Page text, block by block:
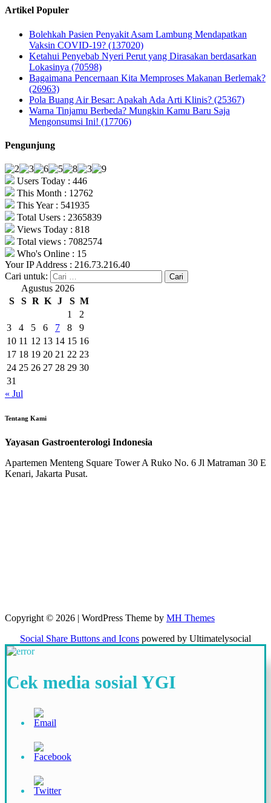
Artikel Populer
Bolehkah Pasien Penyakit Asam Lambung Mendapatkan
Vaksin COVID-19? (137020)
Ketahui Penyebab Nyeri Perut yang Dirasakan berdasarkan
Lokasinya (70598)
Bagaimana Pencernaan Kita Memproses Makanan Berlemak?
(26963)
Pola Buang Air Besar: Apakah Ada Arti Klinis? (25367)
Warna Tinjamu Berbeda? Mungkin Kamu Baru Saja
Mengonsumsi Ini! (17706)
Pengunjung
Users Today : 446
This Month : 12762
This Year : 541935
Total Users : 2365839
Views Today : 818
Total views : 7082574
Who's Online : 15
Your IP Address : 216.73.216.40
Cari untuk:
Agustus 2026
S
S R K J S M
1
2
3
4 5 6 7 8
9
10 11 12 13 14 15 16
17 18 19 20 21 22 23
24 25 26 27 28 29 30
31
« Jul
Tentang Kami
Yayasan Gastroenterologi Indonesia
Apartemen Menteng Square Tower A Ruko No. 6 Jl Matraman 30 E
Kenari, Jakarta Pusat.
Copyright © 2026 | WordPress Theme by MH Themes
Social Share Buttons and Icons powered by Ultimatelysocial
Cek media sosial YGI